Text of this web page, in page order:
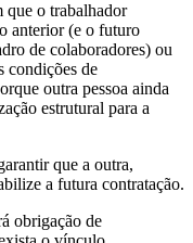
que o trabalhador
anterior (e o futuro
de colaboradores) ou
condições de
outra pessoa ainda
estrutural para a
que a outra,
a futura contratação.
obrigação de